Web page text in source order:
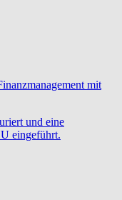
mit
und eine
eingeführt.